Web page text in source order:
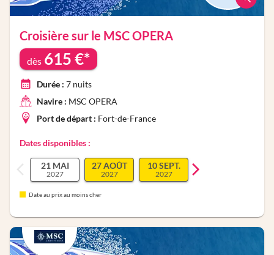
Croisière sur le MSC OPERA
dès 615 €*
Durée : 7 nuits
Navire : MSC OPERA
Port de départ : Fort-de-France
Dates disponibles :
21 MAI
2027
27 AOÛT
2027
10 SEPT.
2027
Date au prix au moins cher